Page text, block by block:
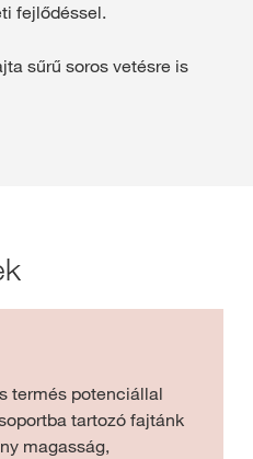
fejlődéssel.
sűrű soros vetésre is
termés potenciállal
tartozó fajtánk
magasság,